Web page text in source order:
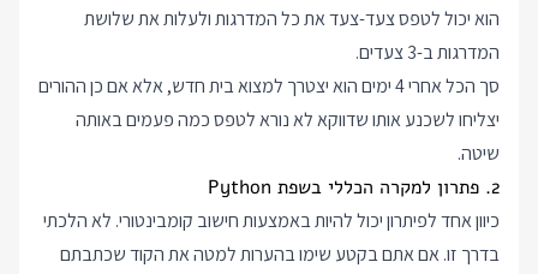
הוא יכול לטפס צעד-צעד את כל המדרגות ולעלות את שלושת
המדרגות ב-3 צעדים.
סך הכל אחרי 4 ימים הוא יצטרך למצוא בית חדש, אלא אם כן ההורים
יצליחו לשכנע אותו שדווקא לא נורא לטפס כמה פעמים באותה
שיטה.
2. פתרון למקרה הכללי בשפת Python
כיוון אחד לפיתרון יכול להיות באמצעות חישוב קומבינטורי. לא הלכתי
בדרך זו. אם אתם בקטע שימו בהערות למטה את הקוד שכתבתם